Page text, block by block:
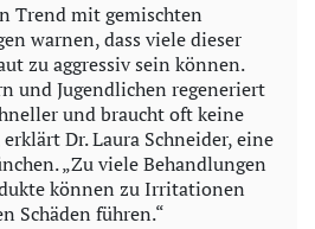
Trend mit gemischten
warnen, dass viele dieser
zu aggressiv sein können.
und Jugendlichen regeneriert
und braucht oft keine
Dr. Laura Schneider, eine
„Zu viele Behandlungen
können zu Irritationen
Schäden führen.“